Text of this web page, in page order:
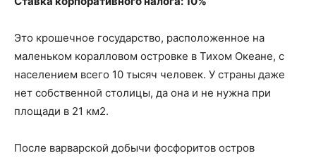
Это крошечное государство, расположенное на
маленьком коралловом островке в Тихом Океане, с
населением всего 10 тысяч человек. У страны даже
нет собственной столицы, да она и не нужна при
площади в 21 км2.
После варварской добычи фосфоритов остров